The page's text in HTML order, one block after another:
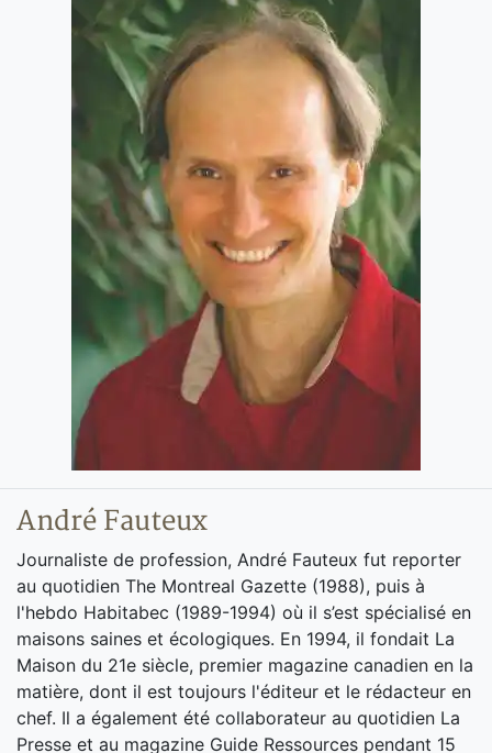
André Fauteux
Journaliste de profession, André Fauteux fut reporter
au quotidien The Montreal Gazette (1988), puis à
l'hebdo Habitabec (1989-1994) où il s’est spécialisé en
maisons saines et écologiques. En 1994, il fondait La
Maison du 21e siècle, premier magazine canadien en la
matière, dont il est toujours l'éditeur et le rédacteur en
chef. Il a également été collaborateur au quotidien La
Presse et au magazine Guide Ressources pendant 15